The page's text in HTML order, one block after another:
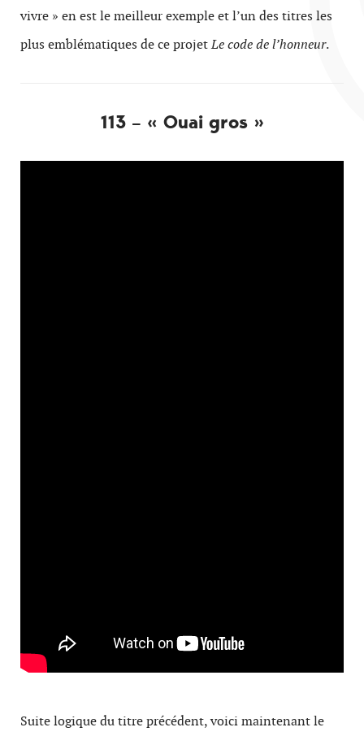
vivre » en est le meilleur exemple et l’un des titres les
plus emblématiques de ce projetLe code de l’honneur.
113 – « Ouai gros »
Suite logique du titre précédent, voici maintenant le